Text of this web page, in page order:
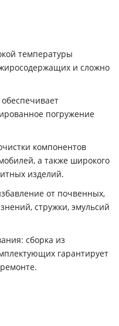
температуры
и сложно
обеспечивает
погружение
компонентов
а также широкого
изделий.
от почвенных,
стружки, эмульсий
: сборка из
гарантирует